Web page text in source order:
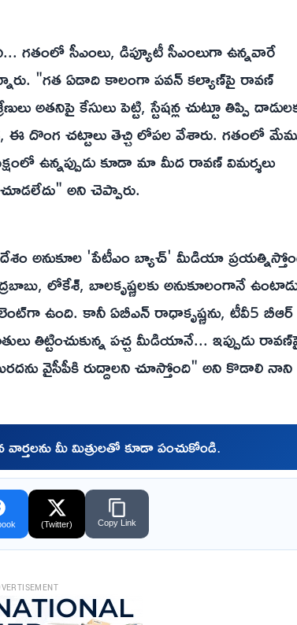
గతంలో సీఎంలు, డిప్యూటీ సీఎంలుగా ఉన్నవారే
"గత ఏడాది కాలంగా పవన్ కల్యాణ్‌పై రావణ్
అతనిపై కేసులు పెట్టి, స్టేషన్ల చుట్టూ తిప్పి
ఈ దొంగ చట్టాలు తెచ్చి లోపల వేశారు. గతంలో
ఉన్నప్పుడు కూడా మా మీద రావణ్ విమర్శలు
అని చెప్పారు.
అనుకూల 'పేటీఎం బ్యాచ్' మీడియా
లోకేశ్, బాలకృష్ణలకు అనుకూలంగానే
ఉంది. కానీ ఏబీఎన్ రాధాకృష్ణను, టీవీ5 బీఆర్
తిట్టించుకున్న పచ్చ మీడియానే... ఇప్పుడు
వైసీపీకి రుద్దాలని చూస్తోంది" అని కొడాలి నాని
వార్తలను మీ మిత్రులతో కూడా పంచుకోండి.
(Twitter) Copy Link